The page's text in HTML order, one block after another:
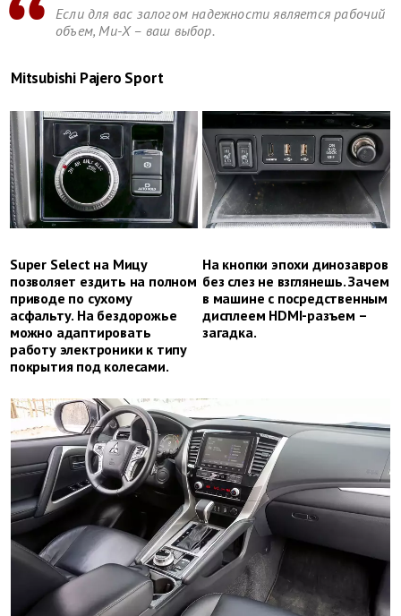
Если для вас залогом надежности является рабочий
объем, Mu-X – ваш выбор.
Mitsubishi Pajero Sport
Super Select на Мицу
позволяет ездить на полном
приводе по сухому
асфальту. На бездорожье
можно адаптировать
работу электроники к типу
покрытия под колесами.
На кнопки эпохи динозавров
без слез не взглянешь. Зачем
в машине с посредственным
дисплеем ­HDMI-разъем –
загадка.